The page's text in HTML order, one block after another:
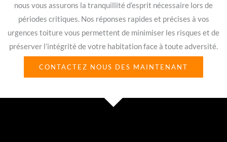
nous vous assurons la tranquillité d’esprit nécessaire lors de
périodes critiques. Nos réponses rapides et précises à vos
urgences toiture vous permettent de minimiser les risques et de
préserver l’intégrité de votre habitation face à toute adversité.
CONTACTEZ NOUS DES MAINTENANT